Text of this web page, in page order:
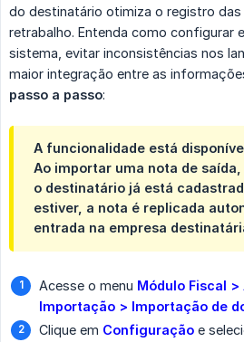
do destinatário otimiza o registro
retrabalho. Entenda como configurar
sistema, evitar inconsistências nos
maior integração entre as
passo a passo:
A funcionalidade está
Ao importar uma nota de
o destinatário já está
estiver, a nota é replicada
entrada na empresa
Acesse o menu Módulo Fiscal
Importação > Importação de
Clique em Configuração e